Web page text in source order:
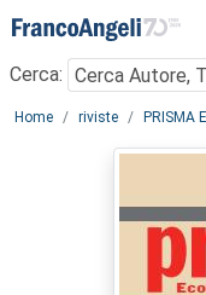
Menu
Cerca:
Main content
Home riviste PRISMA